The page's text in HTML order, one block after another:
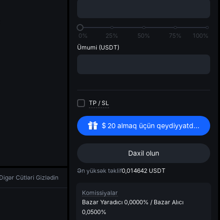
0% 25% 50% 75%
100%
Ümumi (USDT)
TP / SL
$ 20almaq üçün qeydiyyatdan
Daxil olun
Ən yüksək təklif0,014642 USDT
Komissiyalar
Bazar Yaradıcı 0,0000% / Bazar Alıcı
0,0500%
Digər Cütləri Gizlədin